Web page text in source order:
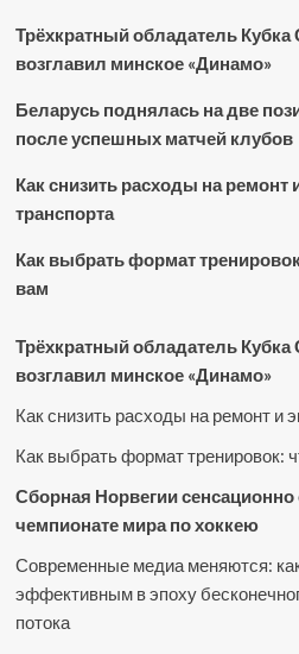
Трёхкратный обладатель
возглавил минское «Динамо»
Беларусь поднялась на две
после успешных матчей клубов
Как снизить расходы на ремонт
транспорта
Как выбрать формат
вам
Трёхкратный обладатель
возглавил минское «Динамо»
Как снизить расходы на ремонт и
Как выбрать формат тренировок:
Сборная Норвегии
чемпионате мира по хоккею
Современные медиа меняются:
эффективным в эпоху
потока